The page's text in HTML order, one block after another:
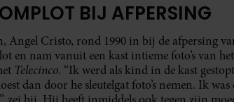
BIJ AFPERSING
Angel Cristo, rond 1990 in bij de afpersing
en nam vanuit een kast intieme foto’s van
Telecinco. “Ik werd als kind in de kast
dan door he sleutelgat foto’s nemen. Ik